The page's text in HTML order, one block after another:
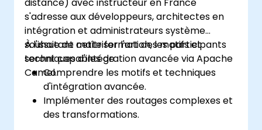
s'adresse aux développeurs, architectes en
intégration et administrateurs système
souhaitant maîtriser l'art des motifs et
techniques d'intégration avancée via Apache
Camel.
À l'issue de cette formation, les participants
seront capables de :
Comprendre les motifs et techniques
d'intégration avancée.
Implémenter des routages complexes et
des transformations.